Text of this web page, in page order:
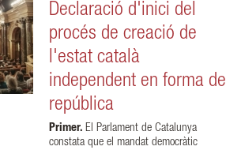
Declaració d'inici del
procés de creació de
l'estat català
independent en forma de
república
Primer. El Parlament de Catalunya
constata que el mandat democràtic